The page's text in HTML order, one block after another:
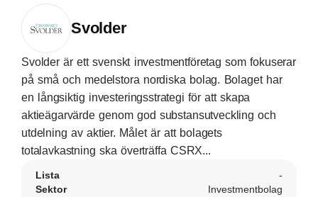
Svolder
Svolder är ett svenskt investmentföretag som fokuserar
på små och medelstora nordiska bolag. Bolaget har
en långsiktig investeringsstrategi för att skapa
aktieägarvärde genom god substansutveckling och
utdelning av aktier. Målet är att bolagets
totalavkastning ska överträffa CSRX...
Lista
-
Sektor
Investmentbolag